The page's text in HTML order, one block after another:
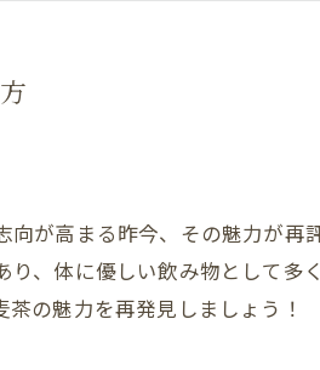
が高まる昨今、その魅力が再
、体に優しい飲み物として多
の魅力を再発見しましょう！